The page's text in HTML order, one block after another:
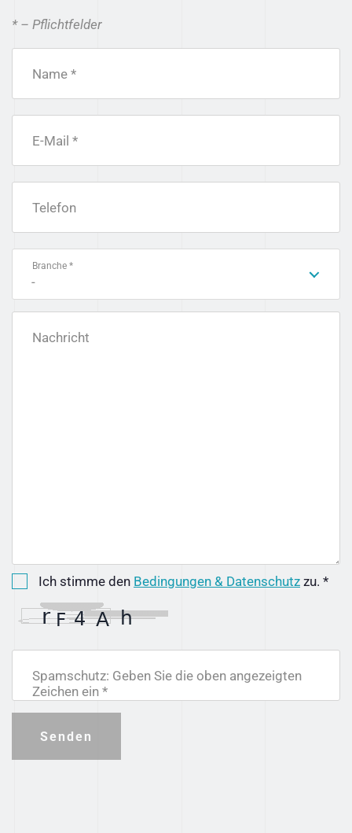
* – Pflichtfelder
Name *
E-Mail *
Telefon
Branche *
-
Nachricht
Ich stimme den Bedingungen & Datenschutz zu. *
Spamschutz: Geben Sie die oben angezeigten
Zeichen ein *
Senden